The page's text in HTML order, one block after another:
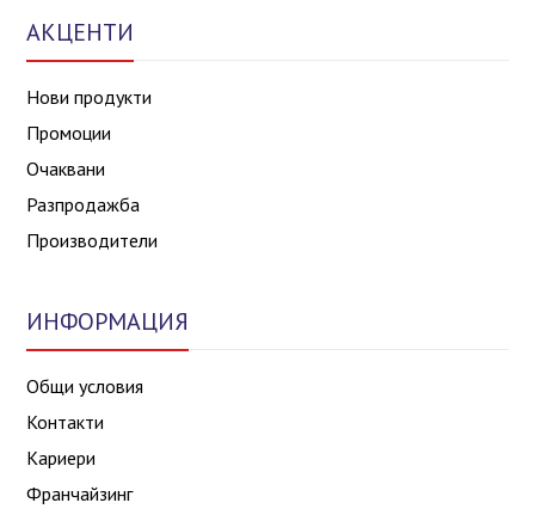
АКЦЕНТИ
Нови продукти
Промоции
Очаквани
Разпродажба
Производители
ИНФОРМАЦИЯ
Общи условия
Контакти
Кариери
Франчайзинг